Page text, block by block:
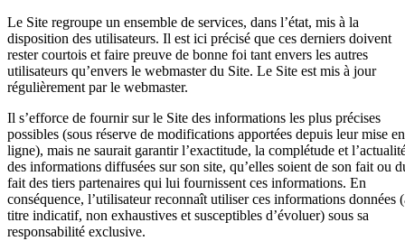
Le Site regroupe un ensemble de services, dans l’état, mis à la
disposition des utilisateurs. Il est ici précisé que ces derniers doivent
rester courtois et faire preuve de bonne foi tant envers les autres
utilisateurs qu’envers le webmaster du Site. Le Site est mis à jour
régulièrement par le webmaster.
Il s’efforce de fournir sur le Site des informations les plus précises
possibles (sous réserve de modifications apportées depuis leur mise en
ligne), mais ne saurait garantir l’exactitude, la complétude et
des informations diffusées sur son site, qu’elles soient de son fait ou
fait des tiers partenaires qui lui fournissent ces informations. En
conséquence, l’utilisateur reconnaît utiliser ces informations données
titre indicatif, non exhaustives et susceptibles d’évoluer) sous sa
responsabilité exclusive.